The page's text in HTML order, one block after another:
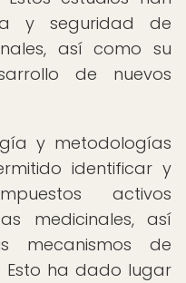
y seguridad de
así como su
de nuevos
y metodologías
identificar y
activos
medicinales, así
mecanismos de
Esto ha dado lugar